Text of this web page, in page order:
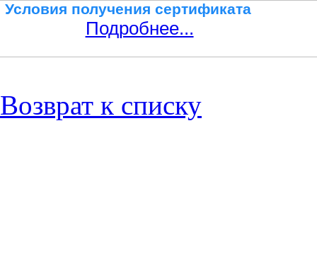
Условия получения сертификата
Подробнее...
Возврат к списку